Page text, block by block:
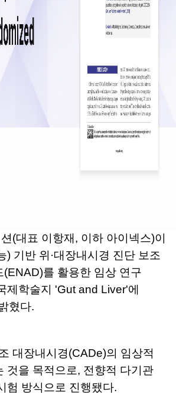
(대표 이항재, 이하 아이넥스)이
) 기반 위·대장내시경 진단 보조
(ENAD)를 활용한 임상 연구
제학술지 'Gut and Liver'에
혔다.
대장내시경(CADe)의 임상적
것을 목적으로, 전향적 다기관
험 방식으로 진행됐다.